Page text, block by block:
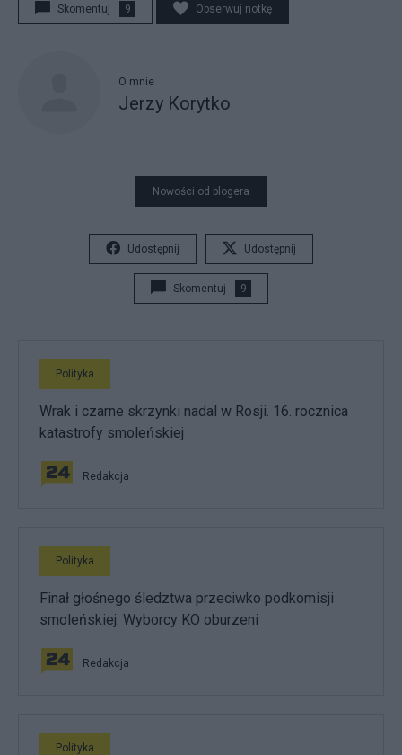
Skomentuj 9 Obserwuj notkę
O mnie
Jerzy Korytko
Nowości od blogera
Udostępnij Udostępnij
Skomentuj 9
Polityka
Wrak i czarne skrzynki nadal w Rosji. 16. rocznica
katastrofy smoleńskiej
Redakcja
Polityka
Finał głośnego śledztwa przeciwko podkomisji
smoleńskiej. Wyborcy KO oburzeni
Redakcja
Polityka